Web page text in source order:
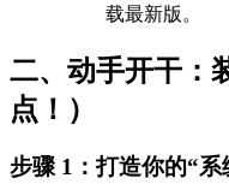
载最新版。
二、动手开干：
点！）
步骤 1：打造你的“